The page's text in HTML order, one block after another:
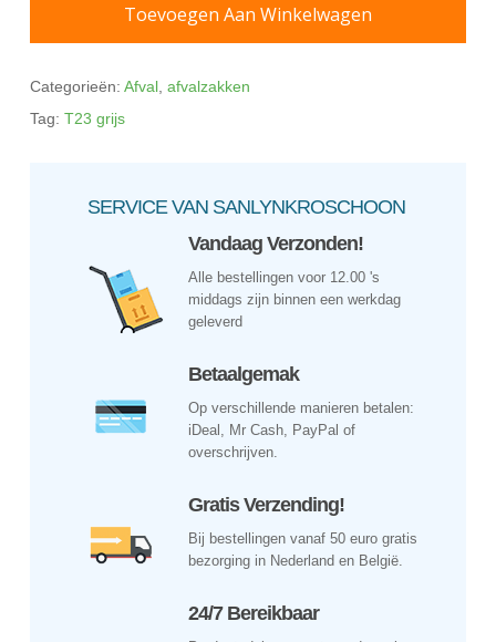
Toevoegen Aan Winkelwagen
Categorieën: Afval, afvalzakken
Tag: T23 grijs
SERVICE VAN SANLYNKROSCHOON
Vandaag Verzonden!
Alle bestellingen voor 12.00 's
middags zijn binnen een werkdag
geleverd
Betaalgemak
Op verschillende manieren betalen:
iDeal, Mr Cash, PayPal of
overschrijven.
Gratis Verzending!
Bij bestellingen vanaf 50 euro gratis
bezorging in Nederland en België.
24/7 Bereikbaar